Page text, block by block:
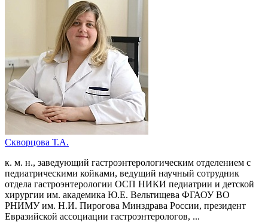
Скворцова Т.А.
к. м. н., заведующий гастроэнтерологическим отделением с
педиатрическими койками, ведущий научный сотрудник
отдела гастроэнтерологии ОСП НИКИ педиатрии и детской
хирургии им. академика Ю.Е. Вельтищева ФГАОУ ВО
РНИМУ им. Н.И. Пирогова Минздрава России, президент
Евразийской ассоциации гастроэнтерологов, ...